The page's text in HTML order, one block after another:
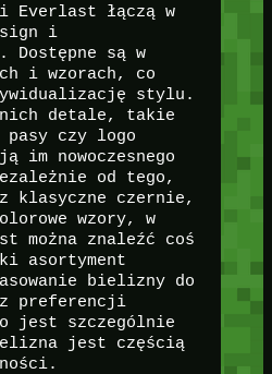
Everlast łączą w
i
Dostępne są w
i wzorach, co
stylu.
nich detale, takie
czy logo
im nowoczesnego
od tego,
klasyczne czernie,
wzory, w
można znaleźć coś
asortyment
bielizny do
preferencji
jest szczególnie
jest częścią